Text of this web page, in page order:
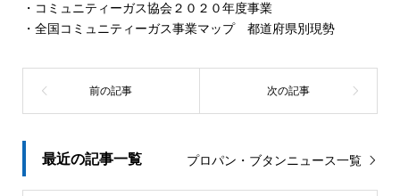
・コミュニティーガス協会２０２０年度事業
・全国コミュニティーガス事業マップ 都道府県別現勢
最近の記事一覧 プロパン・ブタンニュース一覧